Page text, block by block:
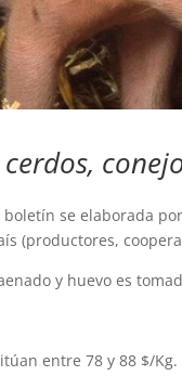
boletín se elaborada
(productores,
y huevo es
entre 78 y 88 $/Kg.